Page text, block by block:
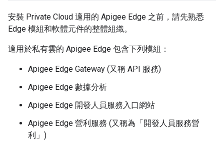
安裝 Private Cloud 適用的 Apigee Edge 之前，請先熟悉
Edge 模組和軟體元件的整體組織。
適用於私有雲的 Apigee Edge 包含下列模組：
Apigee Edge Gateway (又稱 API 服務)
Apigee Edge 數據分析
Apigee Edge 開發人員服務入口網站
Apigee Edge 營利服務 (又稱為「開發人員服務營
利」)